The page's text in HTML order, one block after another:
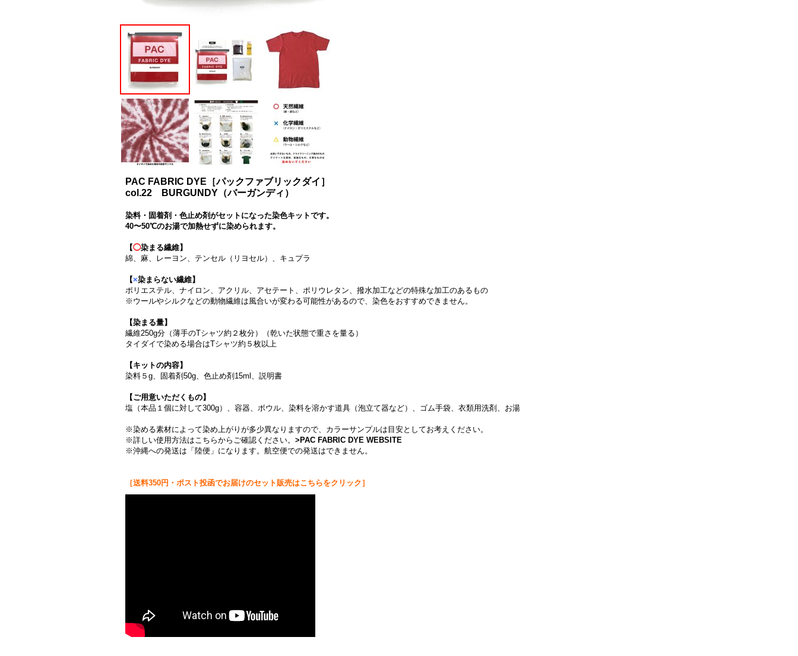
PAC FABRIC DYE［パックファブリックダイ］
col.22 BURGUNDY（バーガンディ）
染料・固着剤・色止め剤がセットになった染色キットです。
40〜50℃のお湯で加熱せずに染められます。
【◯染まる繊維】
綿、麻、レーヨン、テンセル（リヨセル）、キュプラ
【×染まらない繊維】
ポリエステル、ナイロン、アクリル、アセテート、ポリウレタン、撥水加工などの特殊な加工のあるもの
※ウールやシルクなどの動物繊維は風合いが変わる可能性があるので、染色をおすすめできません。
【染まる量】
繊維250g分（薄手のTシャツ約２枚分）（乾いた状態で重さを量る）
タイダイで染める場合はTシャツ約５枚以上
【キットの内容】
染料５g、固着剤50g、色止め剤15ml、説明書
【ご用意いただくもの】
塩（本品１個に対して300g）、容器、ボウル、染料を溶かす道具（泡立て器など）、ゴム手袋、衣類用洗剤、お湯
※染める素材によって染め上がりが多少異なりますので、カラーサンプルは目安としてお考えください。
※詳しい使用方法はこちらからご確認ください。 > PAC FABRIC DYE WEBSITE
※沖縄への発送は「陸便」になります。航空便での発送はできません。
［送料350円・ポスト投函でお届けのセット販売はこちらをクリック］